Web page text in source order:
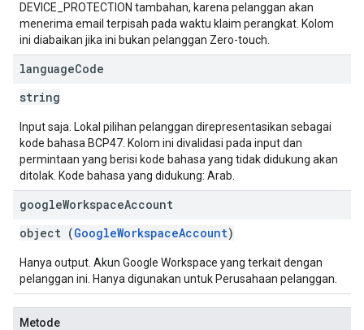
DEVICE_PROTECTION tambahan, karena pelanggan akan
menerima email terpisah pada waktu klaim perangkat. Kolom
ini diabaikan jika ini bukan pelanggan Zero-touch.
languageCode
string
Input saja. Lokal pilihan pelanggan direpresentasikan sebagai
kode bahasa BCP47. Kolom ini divalidasi pada input dan
permintaan yang berisi kode bahasa yang tidak didukung akan
ditolak. Kode bahasa yang didukung: Arab.
googleWorkspaceAccount
object (GoogleWorkspaceAccount)
Hanya output. Akun Google Workspace yang terkait dengan
pelanggan ini. Hanya digunakan untuk Perusahaan pelanggan.
Metode